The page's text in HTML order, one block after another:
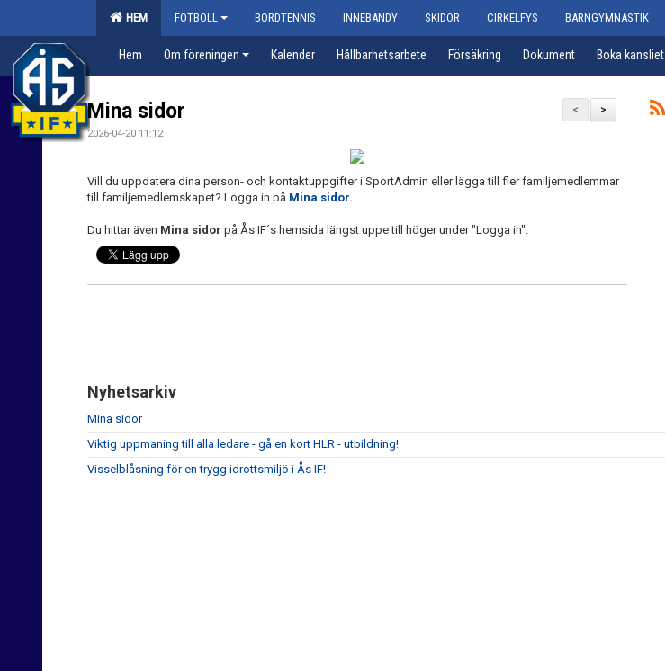
HEM FOTBOLL BORDTENNIS INNEBANDY SKIDOR CIRKELFYS BARNGYMNASTIK
Hem Om föreningen Kalender Hållbarhetsarbete Försäkring Dokument Boka kansliet
>
<
Mina sidor
2026-04-20 11:12
Vill du uppdatera dina person- och kontaktuppgifter i SportAdmin eller lägga till fler familjemedlemmar
till familjemedlemskapet? Logga in på Mina sidor.
Du hittar även Mina sidor på Ås IF´s hemsida längst uppe till höger under "Logga in".
Nyhetsarkiv
Mina sidor
Viktig uppmaning till alla ledare - gå en kort HLR - utbildning!
Visselblåsning för en trygg idrottsmiljö i Ås IF!